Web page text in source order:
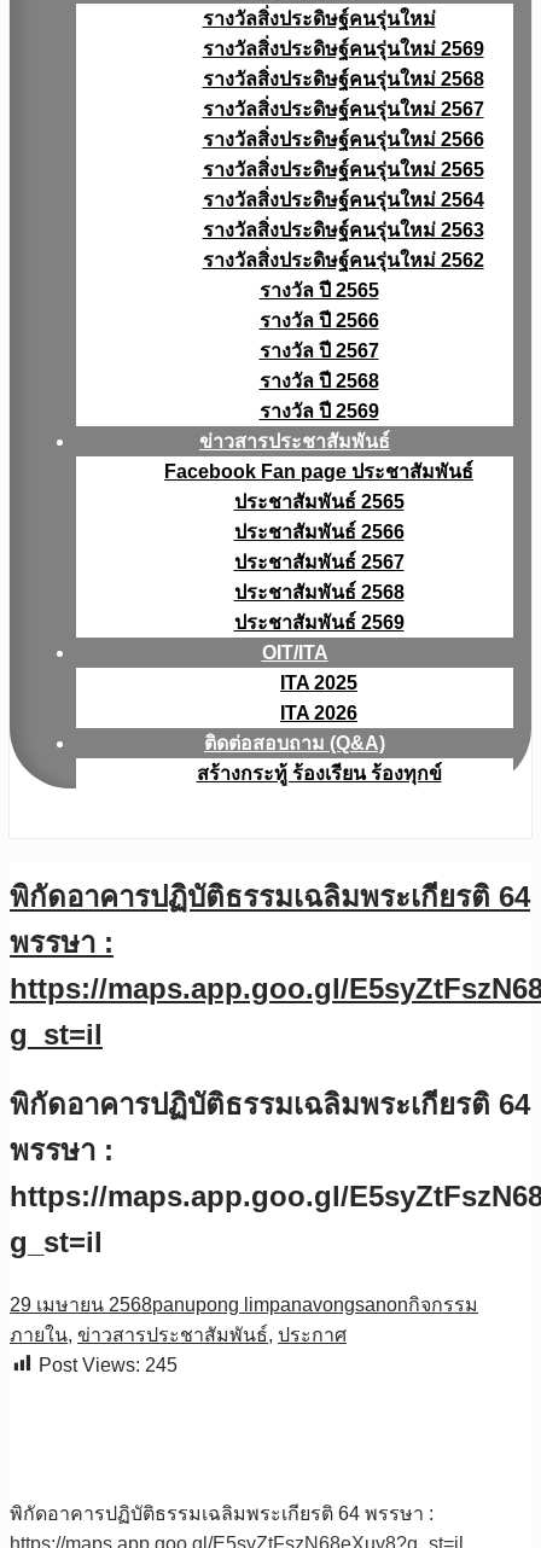
รางวัลสิ่งประดิษฐ์คนรุ่นใหม่
รางวัลสิ่งประดิษฐ์คนรุ่นใหม่ 2569
รางวัลสิ่งประดิษฐ์คนรุ่นใหม่ 2568
รางวัลสิ่งประดิษฐ์คนรุ่นใหม่ 2567
รางวัลสิ่งประดิษฐ์คนรุ่นใหม่ 2566
รางวัลสิ่งประดิษฐ์คนรุ่นใหม่ 2565
รางวัลสิ่งประดิษฐ์คนรุ่นใหม่ 2564
รางวัลสิ่งประดิษฐ์คนรุ่นใหม่ 2563
รางวัลสิ่งประดิษฐ์คนรุ่นใหม่ 2562
รางวัล ปี 2565
รางวัล ปี 2566
รางวัล ปี 2567
รางวัล ปี 2568
รางวัล ปี 2569
ข่าวสารประชาสัมพันธ์
Facebook Fan page ประชาสัมพันธ์
ประชาสัมพันธ์ 2565
ประชาสัมพันธ์ 2566
ประชาสัมพันธ์ 2567
ประชาสัมพันธ์ 2568
ประชาสัมพันธ์ 2569
OIT/ITA
ITA 2025
ITA 2026
ติดต่อสอบถาม (Q&A)
สร้างกระทู้ ร้องเรียน ร้องทุกข์
พิกัดอาคารปฏิบัติธรรมเฉลิมพระเกียรติ 64
พรรษา :
https://maps.app.goo.gl/
g_st=il
พิกัดอาคารปฏิบัติธรรมเฉลิมพระเกียรติ 64
พรรษา :
https://maps.app.goo.gl/
g_st=il
29 เมษายน 2568panupong limpanavongsanonกิจกรรม
ภายใน, ข่าวสารประชาสัมพันธ์, ประกาศ
Post Views: 245
พิกัดอาคารปฏิบัติธรรมเฉลิมพระเกียรติ 64 พรรษา :
https://maps.app.goo.gl/E5syZtFszN68eXuy8?g_st=il